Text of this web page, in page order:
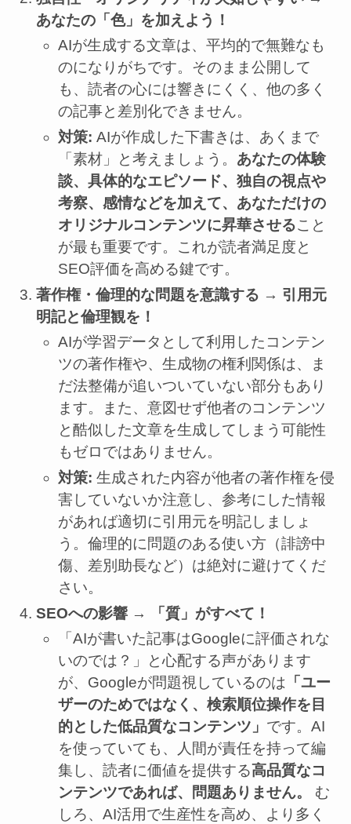
あなたの「色」を加えよう！
AIが生成する文章は、平均的で無難なも
のになりがちです。そのまま公開して
も、読者の心には響きにくく、他の多く
の記事と差別化できません。
対策: AIが作成した下書きは、あくまで
「素材」と考えましょう。 あなたの体験
談、具体的なエピソード、独自の視点や
考察、感情などを加えて、あなただけの
オリジナルコンテンツに昇華させること
が最も重要です。これが読者満足度と
SEO評価を高める鍵です。
著作権・倫理的な問題を意識する → 引用元
明記と倫理観を！
AIが学習データとして利用したコンテン
ツの著作権や、生成物の権利関係は、ま
だ法整備が追いついていない部分もあり
ます。また、意図せず他者のコンテンツ
と酷似した文章を生成してしまう可能性
もゼロではありません。
対策: 生成された内容が他者の著作権を侵
害していないか注意し、参考にした情報
があれば適切に引用元を明記しましょ
う。倫理的に問題のある使い方（誹謗中
傷、差別助長など）は絶対に避けてくだ
さい。
SEOへの影響 → 「質」がすべて！
「AIが書いた記事はGoogleに評価されな
いのでは？」と心配する声があります
が、Googleが問題視しているのは 「ユー
ザーのためではなく、検索順位操作を目
的とした低品質なコンテンツ」 です。AI
を使っていても、人間が責任を持って編
集し、読者に価値を提供する高品質なコ
ンテンツであれば、問題ありません。
む
しろ、AI活用で生産性を高め、より多く